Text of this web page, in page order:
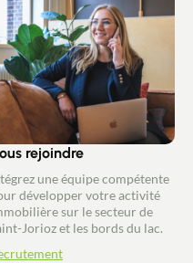
rejoindre
une équipe compétente
développer votre activité
sur le secteur de
Jorioz et les bords du lac.